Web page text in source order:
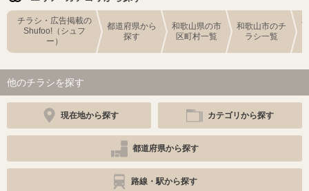
チラシ・広告掲載の
Shufoo!（シュフ
ー）
都道府県から
探す
和歌山県の市
区町村一覧
和歌山市のチ
ラシ一覧
他のチラシを探す
現在地から探す カテゴリから探す
都道府県から探す
路線・駅から探す